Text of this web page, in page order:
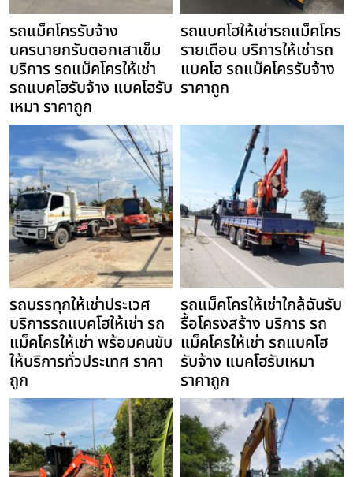
รถแม็คโครรับจ้าง
นครนายกรับตอกเสาเข็ม
บริการ รถแม็คโครให้เช่า
รถแบคโฮรับจ้าง แบคโฮรับ
เหมา ราคาถูก
รถแบคโฮให้เช่ารถแม็คโคร
รายเดือน บริการให้เช่ารถ
แบคโฮ รถแม็คโครรับจ้าง
ราคาถูก
รถบรรทุกให้เช่าประเวศ
บริการรถแบคโฮให้เช่า รถ
แม็คโครให้เช่า พร้อมคนขับ
ให้บริการทั่วประเทศ ราคา
ถูก
รถแม็คโครให้เช่าใกล้ฉันรับ
รื้อโครงสร้าง บริการ รถ
แม็คโครให้เช่า รถแบคโฮ
รับจ้าง แบคโฮรับเหมา
ราคาถูก